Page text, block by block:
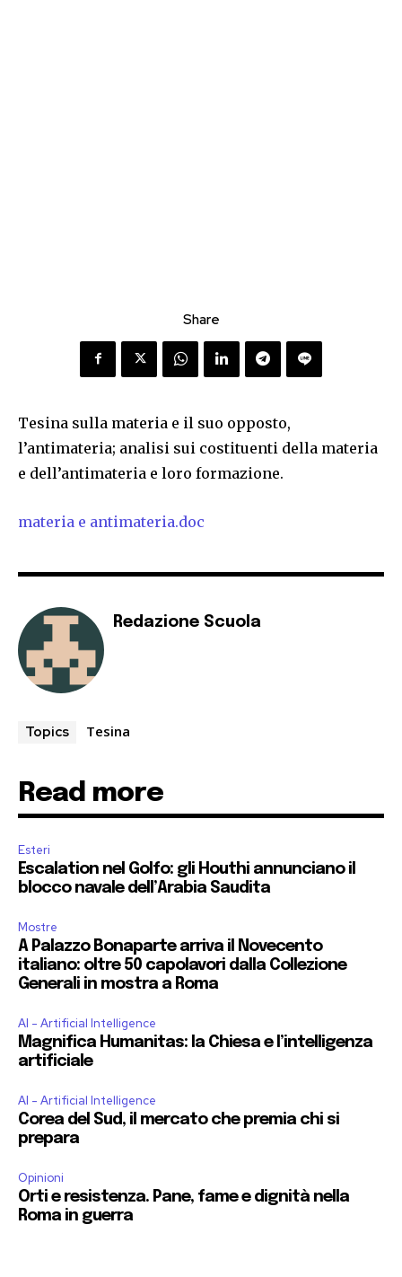
Share
Tesina sulla materia e il suo opposto,
l’antimateria; analisi sui costituenti della materia
e dell’antimateria e loro formazione.
materia e antimateria.doc
Redazione Scuola
Topics Tesina
Read more
Esteri
Escalation nel Golfo: gli Houthi annunciano il
blocco navale dell’Arabia Saudita
Mostre
A Palazzo Bonaparte arriva il Novecento
italiano: oltre 50 capolavori dalla Collezione
Generali in mostra a Roma
AI - Artificial Intelligence
Magnifica Humanitas: la Chiesa e l’intelligenza
artificiale
AI - Artificial Intelligence
Corea del Sud, il mercato che premia chi si
prepara
Opinioni
Orti e resistenza. Pane, fame e dignità nella
Roma in guerra